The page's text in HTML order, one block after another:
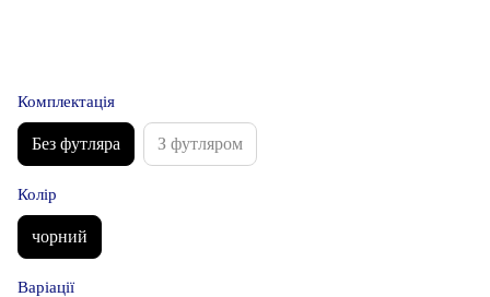
Комплектація
Без футляра З футляром
Колір
чорний
Варіації